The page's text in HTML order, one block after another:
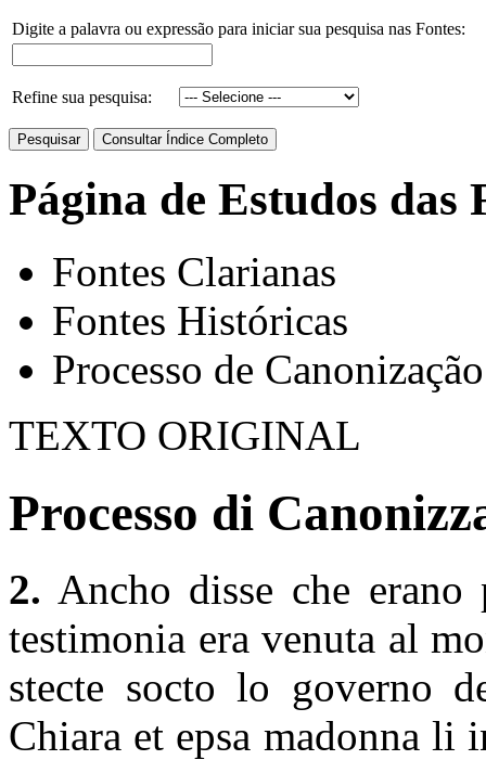
Digite a palavra ou expressão para iniciar sua pesquisa nas Fontes:
Refine sua pesquisa:
Página de Estudos das
Fontes Clarianas
Fontes Históricas
Processo de Canonização
TEXTO ORIGINAL
Processo di
2. Ancho disse che
testimonia era venuta al
stecte socto lo governo
Chiara et epsa madonna li